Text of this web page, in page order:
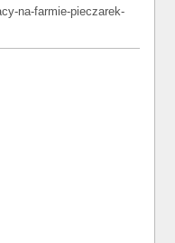
na-farmie-pieczarek-